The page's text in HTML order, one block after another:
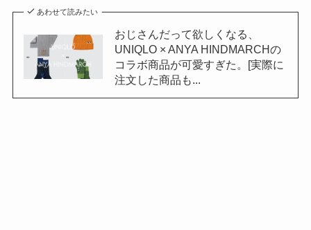
あわせて読みたい
おじさんだって欲しくなる、
UNIQLO × ANYA HINDMARCHの
コラボ商品が可愛すぎた。[実際に
注文した商品も...